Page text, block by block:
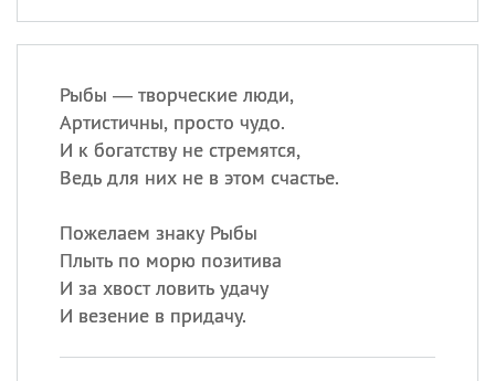
Рыбы — творческие люди,
Артистичны, просто чудо.
И к богатству не стремятся,
Ведь для них не в этом счастье.
Пожелаем знаку Рыбы
Плыть по морю позитива
И за хвост ловить удачу
И везение в придачу.